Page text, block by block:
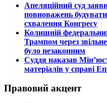
​Апеляційний суд
повноважень
схвалення Конгресу
​Колишній
Трампом через
було незаконним
​Суддя наказав
матеріалів у справі
Правовий акцент